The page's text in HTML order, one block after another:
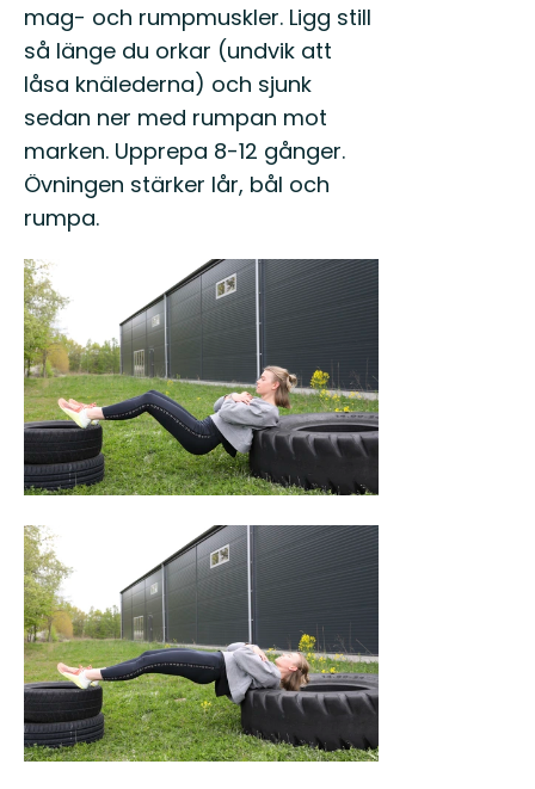
mag- och rumpmuskler. Ligg still
så länge du orkar (undvik att
låsa knälederna) och sjunk
sedan ner med rumpan mot
marken. Upprepa 8-12 gånger.
Övningen stärker lår, bål och
rumpa.